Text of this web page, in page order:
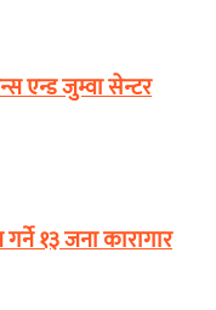
एन्ड जुम्वा सेन्टर
१३ जना कारागार